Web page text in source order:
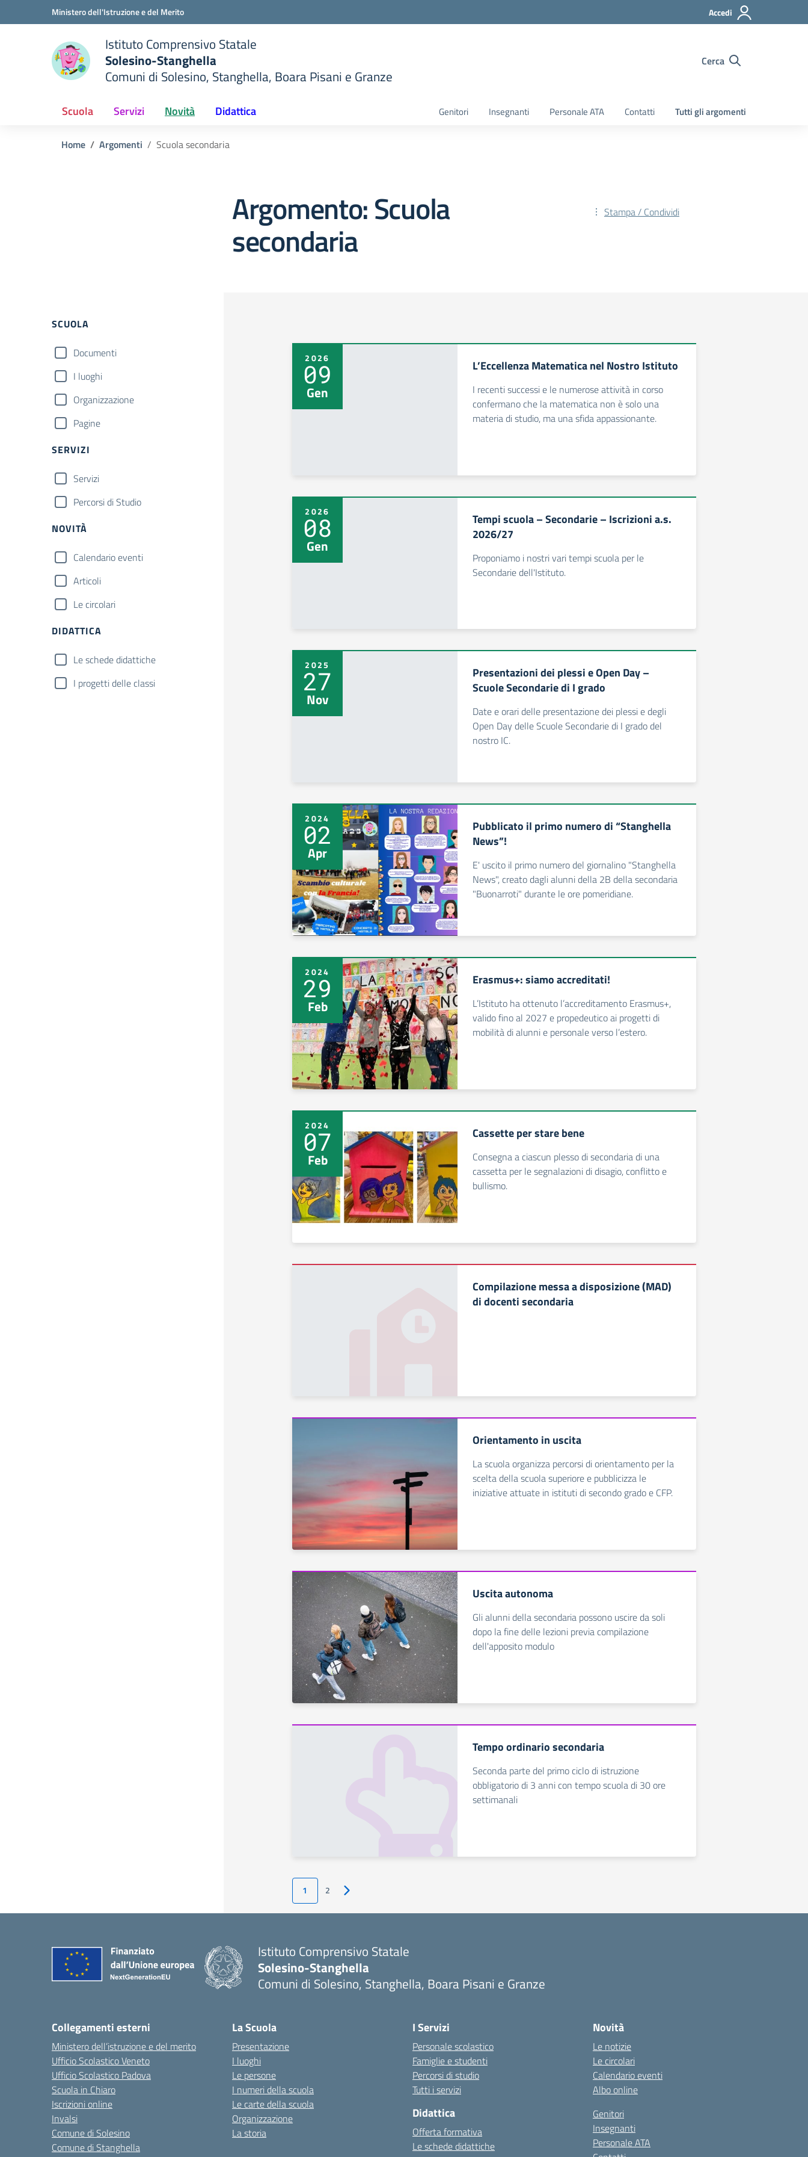
Vai ai contenuti
Vai al menu di navigazioneMinistero dell'Istruzione e del Merito Accedi
Istituto Comprensivo Statale
Solesino-Stanghella
Comuni di Solesino, Stanghella, Boara Pisani e Granze
Cerca
Scuola Servizi Novità Didattica Genitori Insegnanti Personale ATA Contatti Tutti gli argomenti
Home Argomenti Scuola secondaria
Argomento: Scuola
secondaria
Stampa / Condividi
Filtri
SCUOLA
Documenti
I luoghi
Organizzazione
Pagine
SERVIZI
Servizi
Percorsi di Studio
NOVITÀ
Calendario eventi
Articoli
Le circolari
DIDATTICA
Le schede didattiche
I progetti delle classi
2026
09
Gen
L’Eccellenza Matematica nel Nostro Istituto
I recenti successi e le numerose attività in corso
confermano che la matematica non è solo una
materia di studio, ma una sfida appassionante.
2026
08
Gen
Tempi scuola – Secondarie – Iscrizioni a.s.
2026/27
Proponiamo i nostri vari tempi scuola per le
Secondarie dell'Istituto.
2025
27
Nov
Presentazioni dei plessi e Open Day –
Scuole Secondarie di I grado
Date e orari delle presentazione dei plessi e degli
Open Day delle Scuole Secondarie di I grado del
nostro IC.
2024
02
Apr
Pubblicato il primo numero di “Stanghella
News”!
E' uscito il primo numero del giornalino "Stanghella
News", creato dagli alunni della 2B della secondaria
"Buonarroti" durante le ore pomeridiane.
2024
29
Feb
Erasmus+: siamo accreditati!
L’Istituto ha ottenuto l’accreditamento Erasmus+,
valido fino al 2027 e propedeutico ai progetti di
mobilità di alunni e personale verso l’estero.
2024
07
Feb
Cassette per stare bene
Consegna a ciascun plesso di secondaria di una
cassetta per le segnalazioni di disagio, conflitto e
bullismo.
Compilazione messa a disposizione (MAD)
di docenti secondaria
Orientamento in uscita
La scuola organizza percorsi di orientamento per la
scelta della scuola superiore e pubblicizza le
iniziative attuate in istituti di secondo grado e CFP.
Uscita autonoma
Gli alunni della secondaria possono uscire da soli
dopo la fine delle lezioni previa compilazione
dell'apposito modulo
Tempo ordinario secondaria
Seconda parte del primo ciclo di istruzione
obbligatorio di 3 anni con tempo scuola di 30 ore
settimanali
1 2 Pagina successiva
Istituto Comprensivo Statale
Solesino-Stanghella
Comuni di Solesino, Stanghella, Boara Pisani e Granze
Collegamenti esterni
Ministero dell’istruzione e del merito
Ufficio Scolastico Veneto
Ufficio Scolastico Padova
Scuola in Chiaro
Iscrizioni online
Invalsi
Comune di Solesino
Comune di Stanghella
La Scuola
Presentazione
I luoghi
Le persone
I numeri della scuola
Le carte della scuola
Organizzazione
La storia
I Servizi
Personale scolastico
Famiglie e studenti
Percorsi di studio
Tutti i servizi
Didattica
Offerta formativa
Le schede didattiche
Novità
Le notizie
Le circolari
Calendario eventi
Albo online
Genitori
Insegnanti
Personale ATA